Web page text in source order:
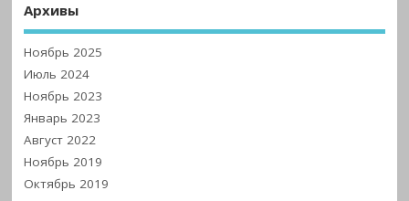
Архивы
Ноябрь 2025
Июль 2024
Ноябрь 2023
Январь 2023
Август 2022
Ноябрь 2019
Октябрь 2019